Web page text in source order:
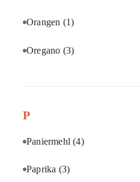
Orangen (1)
Oregano (3)
P
Paniermehl(4)
Paprika (3)